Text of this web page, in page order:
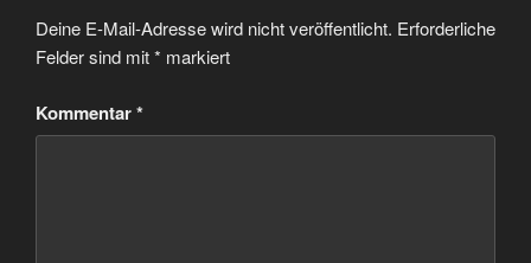
Deine E-Mail-Adresse wird nicht veröffentlicht. Erforderliche
Felder sind mit* markiert
Kommentar*